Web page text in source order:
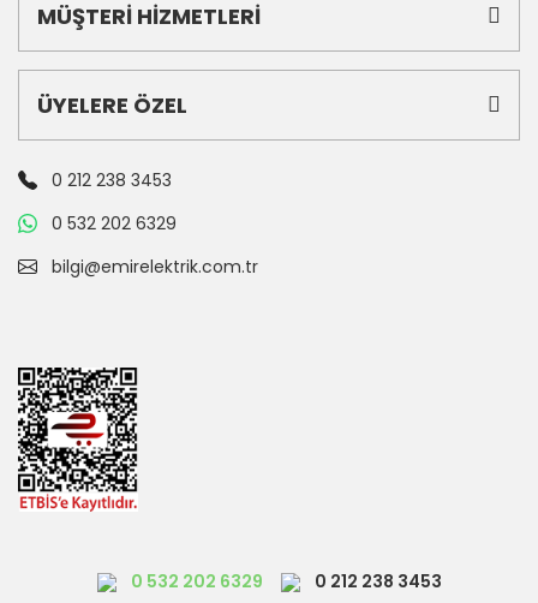
MÜŞTERİ HİZMETLERİ
ÜYELERE ÖZEL
0 212 238 3453
0 532 202 6329
bilgi@emirelektrik.com.tr
0 532 202 6329 0 212 238 3453